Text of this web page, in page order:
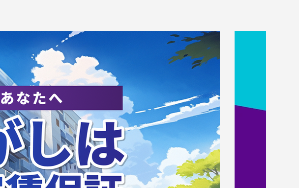
【お知らせ】8/8（土） 筑波
大学ホームゲーム
「TSUKUBA LIVE!
Presented by SMBC」（女
子バスケットボール）を開催
します